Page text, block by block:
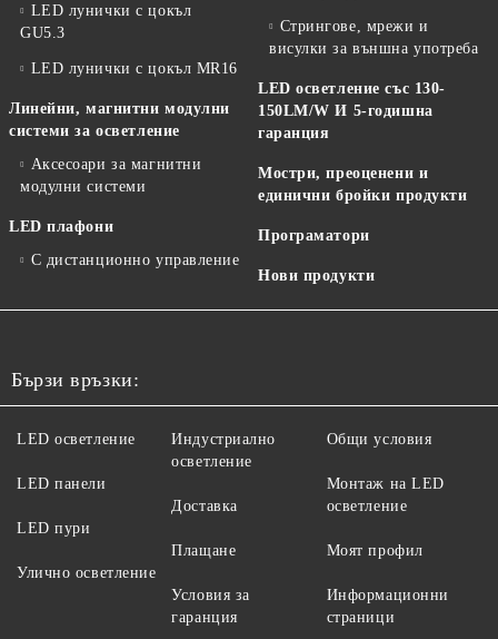
LED лунички с цокъл
GU5.3
LED лунички с цокъл MR16
Линейни, магнитни модулни
системи за осветление
Аксесоари за магнитни
модулни системи
LED плафони
С дистанционно управление
Стрингове, мрежи и
висулки за външна употреба
LED осветление със 130-
150LM/W И 5-годишна
гаранция
Мостри, преоценени и
единични бройки продукти
Програматори
Нови продукти
Бързи връзки:
LED осветление
LED панели
LED пури
Улично осветление
Индустриално
осветление
Доставка
Плащане
Условия за
гаранция
Общи условия
Монтаж на LED
осветление
Моят профил
Информационни
страници